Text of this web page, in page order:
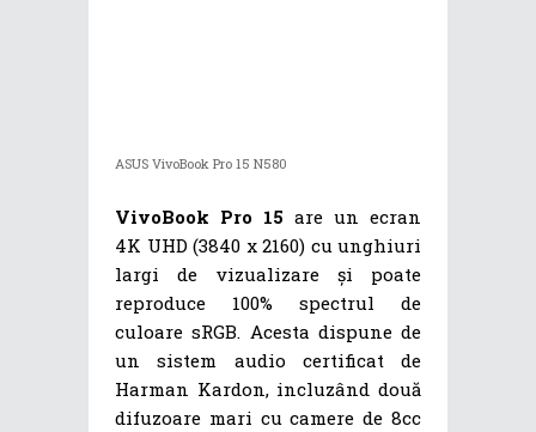
ASUS VivoBook Pro 15 N580
VivoBook Pro 15 are un ecran
4K UHD (3840 x 2160) cu unghiuri
largi de vizualizare și poate
reproduce 100% spectrul de
culoare sRGB. Acesta dispune de
un sistem audio certificat de
Harman Kardon, incluzând două
difuzoare mari cu camere de 8cc